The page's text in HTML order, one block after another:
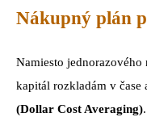
Nákupný plán
Namiesto
kapitál rozkladám v čase
(Dollar Cost Averaging)